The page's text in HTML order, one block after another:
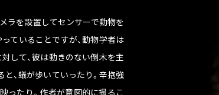
ラを設置してセンサーで動物を
ていることですが、動物学者は
して、彼は動きのない倒木を主
、蟻が歩いていったり。辛抱強
ったり。作者が意図的に撮るこ